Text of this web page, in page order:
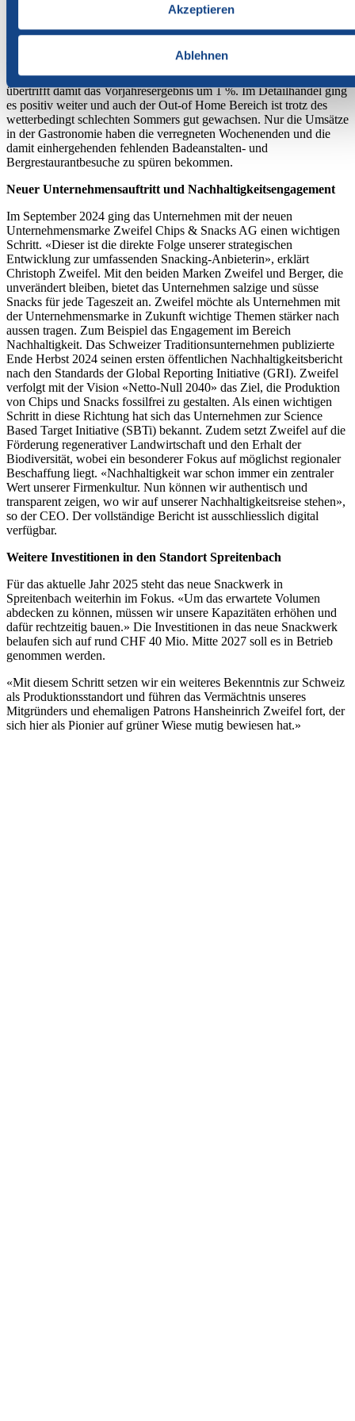
Akzeptieren
Ablehnen
Zusätzlich zum Neuauftritt des Unternehmens als Zweifel Chips &
Snacks AG begann das Grossbauprojekt des Snackwerks und
Zweifel publizierte seinen ersten Nachhaltigkeitsbericht. Die stetige
Weiterentwicklung der Snacking-Anbieterin schlägt sich auch auf
die Zahlen nieder: Die Zweifel Chips & Snacks AG verzeichnet
2024 einen weiteren Rekordumsatz von CHF 303.9 Mio. und
übertrifft damit das Vorjahresergebnis um 1 %. Im Detailhandel ging
es positiv weiter und auch der Out-of Home Bereich ist trotz des
wetterbedingt schlechten Sommers gut gewachsen. Nur die Umsätze
in der Gastronomie haben die verregneten Wochenenden und die
damit einhergehenden fehlenden Badeanstalten- und
Bergrestaurantbesuche zu spüren bekommen.
Neuer Unternehmensauftritt und Nachhaltigkeitsengagement
Im September 2024 ging das Unternehmen mit der neuen
Unternehmensmarke Zweifel Chips & Snacks AG einen wichtigen
Schritt. «Dieser ist die direkte Folge unserer strategischen
Entwicklung zur umfassenden Snacking-Anbieterin», erklärt
Christoph Zweifel. Mit den beiden Marken Zweifel und Berger, die
unverändert bleiben, bietet das Unternehmen salzige und süsse
Snacks für jede Tageszeit an. Zweifel möchte als Unternehmen mit
der Unternehmensmarke in Zukunft wichtige Themen stärker nach
aussen tragen. Zum Beispiel das Engagement im Bereich
Nachhaltigkeit. Das Schweizer Traditionsunternehmen publizierte
Ende Herbst 2024 seinen ersten öffentlichen Nachhaltigkeitsbericht
nach den Standards der Global Reporting Initiative (GRI). Zweifel
verfolgt mit der Vision «Netto-Null 2040» das Ziel, die Produktion
von Chips und Snacks fossilfrei zu gestalten. Als einen wichtigen
Schritt in diese Richtung hat sich das Unternehmen zur Science
Based Target Initiative (SBTi) bekannt. Zudem setzt Zweifel auf die
Förderung regenerativer Landwirtschaft und den Erhalt der
Biodiversität, wobei ein besonderer Fokus auf möglichst regionaler
Beschaffung liegt. «Nachhaltigkeit war schon immer ein zentraler
Wert unserer Firmenkultur. Nun können wir authentisch und
transparent zeigen, wo wir auf unserer Nachhaltigkeitsreise stehen»,
so der CEO. Der vollständige Bericht ist ausschliesslich digital
verfügbar.
Weitere Investitionen in den Standort Spreitenbach
Für das aktuelle Jahr 2025 steht das neue Snackwerk in
Spreitenbach weiterhin im Fokus. «Um das erwartete Volumen
abdecken zu können, müssen wir unsere Kapazitäten erhöhen und
dafür rechtzeitig bauen.» Die Investitionen in das neue Snackwerk
belaufen sich auf rund CHF 40 Mio. Mitte 2027 soll es in Betrieb
genommen werden.
«Mit diesem Schritt setzen wir ein weiteres Bekenntnis zur Schweiz
als Produktionsstandort und führen das Vermächtnis unseres
Mitgründers und ehemaligen Patrons Hansheinrich Zweifel fort, der
sich hier als Pionier auf grüner Wiese mutig bewiesen hat.»